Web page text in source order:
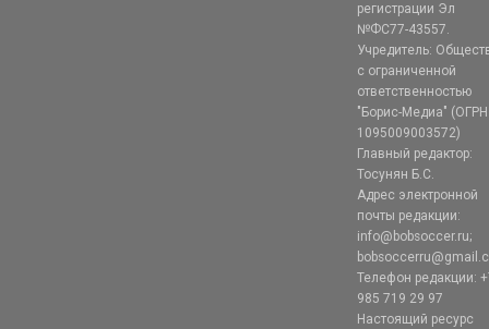
регистрации Эл
№ФС77-43557.
Учредитель:
с ограниченной
ответственностью
"Борис-Медиа" (ОГРН
1095009003572)
Главный редактор:
Тосунян Б.С.
Адрес электронной
почты редакции:
info@bobsoccer.ru;
Телефон редакции:
985 719 29 97
Настоящий ресурс